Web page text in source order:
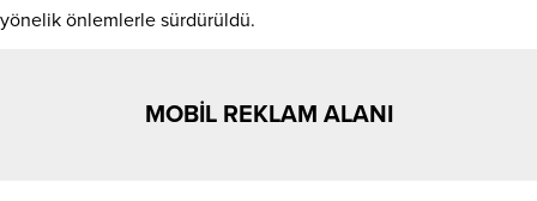
yönelik önlemlerle sürdürüldü.
MOBİL REKLAM ALANI